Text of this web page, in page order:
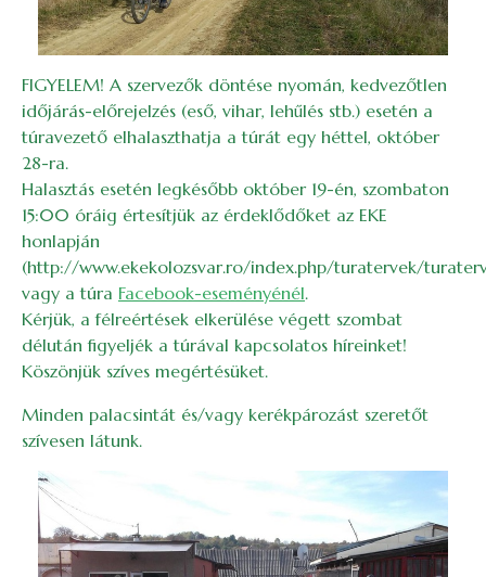
FIGYELEM! A szervezők döntése nyomán, kedvezőtlen
időjárás-előrejelzés (eső, vihar, lehűlés stb.) esetén a
túravezető elhalaszthatja a túrát egy héttel, október
28-ra.
Halasztás esetén legkésőbb október 19-én, szombaton
15:00 óráig értesítjük az érdeklődőket az EKE
honlapján
(http://www.ekekolozsvar.ro/index.php/turatervek/
vagy a túra Facebook-eseményénél.
Kérjük, a félreértések elkerülése végett szombat
délután figyeljék a túrával kapcsolatos híreinket!
Köszönjük szíves megértésüket.
Minden palacsintát és/vagy kerékpározást szeretőt
szívesen látunk.
Image